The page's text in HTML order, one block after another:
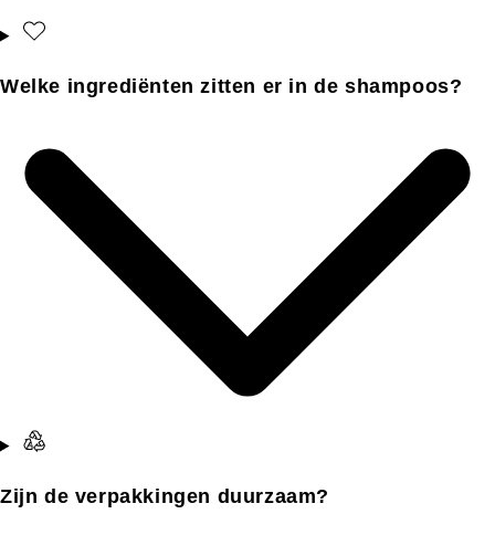
Welke ingrediënten zitten er in de shampoos?
Zijn de verpakkingen duurzaam?